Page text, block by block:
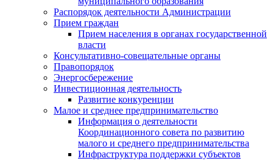
Распорядок деятельности Администрации
Прием граждан
Прием населения в органах государственной
власти
Консультативно-совещательные органы
Правопорядок
Энергосбережение
Инвестиционная деятельность
Развитие конкуренции
Малое и среднее предпринимательство
Информация о деятельности
Координационного совета по развитию
малого и среднего предпринимательства
Инфраструктура поддержки субъектов